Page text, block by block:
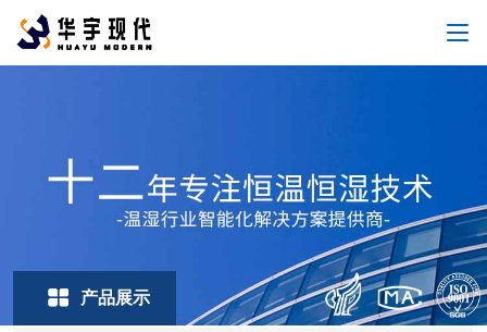
产品展示